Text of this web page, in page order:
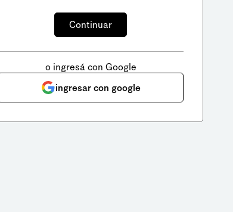
o ingresá con Google
ingresar con google